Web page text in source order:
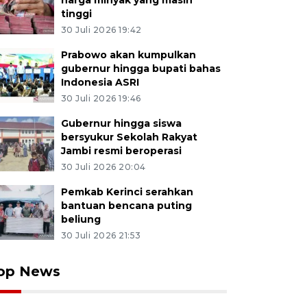
tinggi
30 Juli 2026 19:42
Prabowo akan kumpulkan
gubernur hingga bupati bahas
Indonesia ASRI
30 Juli 2026 19:46
Gubernur hingga siswa
bersyukur Sekolah Rakyat
Jambi resmi beroperasi
30 Juli 2026 20:04
Pemkab Kerinci serahkan
bantuan bencana puting
beliung
30 Juli 2026 21:53
News